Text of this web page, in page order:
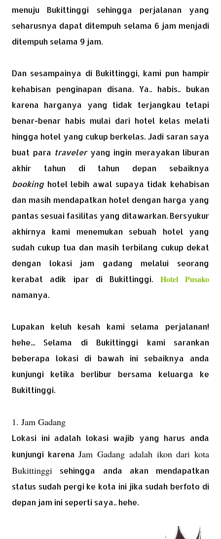
menuju Bukittinggi sehingga perjalanan yang
seharusnya dapat ditempuh selama 6 jam menjadi
ditempuh selama 9 jam.
Dan sesampainya di Bukittinggi, kami pun hampir
kehabisan penginapan disana. Ya.. habis.. bukan
karena harganya yang tidak terjangkau tetapi
benar-benar habis mulai dari hotel kelas melati
hingga hotel yang cukup berkelas. Jadi saran saya
buat para traveleryang ingin merayakan liburan
akhir tahun di tahun depan sebaiknya
booking hotel lebih awal supaya tidak kehabisan
dan masih mendapatkan hotel dengan harga yang
pantas sesuai fasilitas yang ditawarkan. Bersyukur
akhirnya kami menemukan sebuah hotel yang
sudah cukup tua dan masih terbilang cukup dekat
dengan lokasi jam gadang melalui seorang
kerabat adik ipar di Bukittinggi. Hotel Pusako
namanya.
Lupakan keluh kesah kami selama perjalanan!
hehe... Selama di Bukittinggi kami sarankan
beberapa lokasi di bawah ini sebaiknya anda
kunjungi ketika berlibur bersama keluarga ke
Bukittinggi.
1. Jam Gadang
Lokasi ini adalah lokasi wajib yang harus anda
kunjungi karenaJam Gadang adalah ikon dari kota
Bukittinggi sehingga anda akan mendapatkan
status sudah pergi ke kota ini jika sudah berfoto di
depan jam ini seperti saya.. hehe.